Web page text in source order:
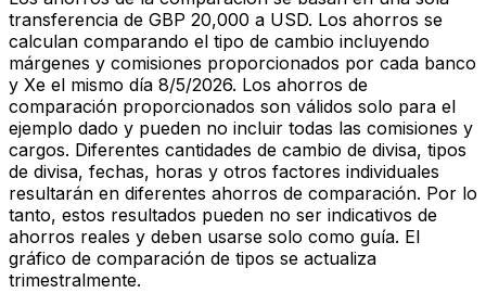
transferencia de GBP 20,000 a USD. Los ahorros se
calculan comparando el tipo de cambio incluyendo
márgenes y comisiones proporcionados por cada banco
y Xe el mismo día 8/5/2026. Los ahorros de
comparación proporcionados son válidos solo para el
ejemplo dado y pueden no incluir todas las comisiones y
cargos. Diferentes cantidades de cambio de divisa, tipos
de divisa, fechas, horas y otros factores individuales
resultarán en diferentes ahorros de comparación. Por lo
tanto, estos resultados pueden no ser indicativos de
ahorros reales y deben usarse solo como guía. El
gráfico de comparación de tipos se actualiza
trimestralmente.